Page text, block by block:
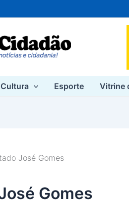
Cultura Esporte Vitrine
José Gomes
Gomes